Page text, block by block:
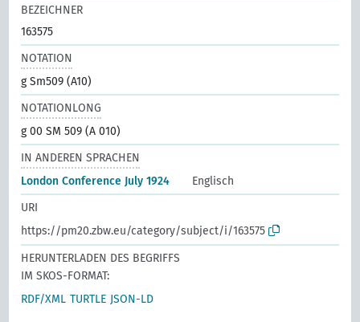
BEZEICHNER
163575
NOTATION
g Sm509 (A10)
NOTATIONLONG
g 00 SM 509 (A 010)
IN ANDEREN SPRACHEN
London Conference July 1924
Englisch
URI
https://pm20.zbw.eu/category/subject/i/163575
HERUNTERLADEN DES BEGRIFFS
IM SKOS-FORMAT:
RDF/XML TURTLE JSON-LD